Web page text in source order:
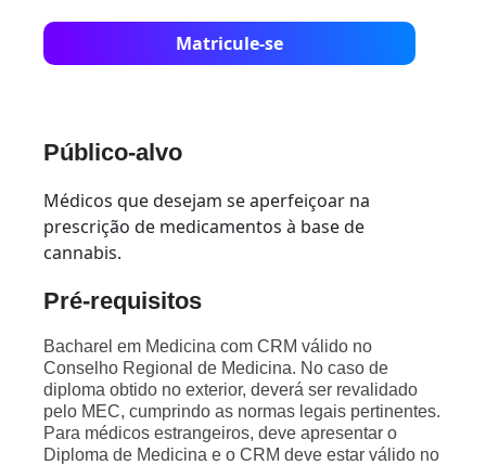
Matricule-se
Público-alvo
Médicos que desejam se aperfeiçoar na
prescrição de medicamentos à base de
cannabis.
Pré-requisitos
Bacharel em Medicina com CRM válido no
Conselho Regional de Medicina. No caso de
diploma obtido no exterior, deverá ser revalidado
pelo MEC, cumprindo as normas legais pertinentes.
Para médicos estrangeiros, deve apresentar o
Diploma de Medicina e o CRM deve estar válido no